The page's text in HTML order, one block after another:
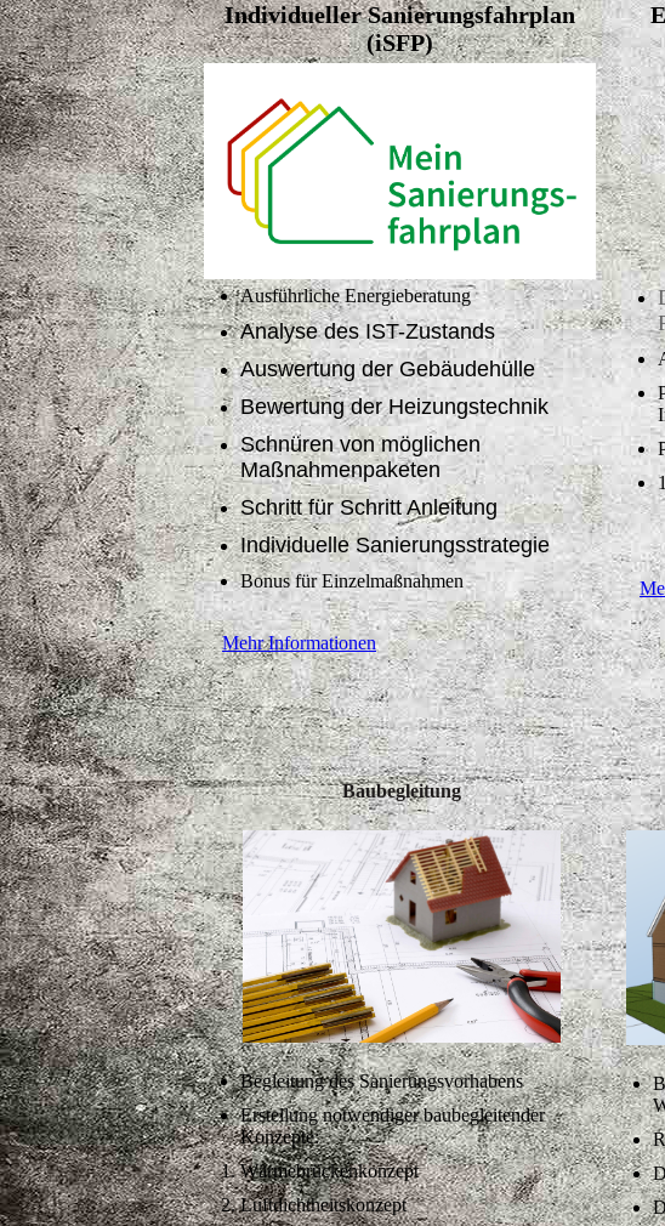
Individueller Sanierungsfahrplan
(iSFP)
Ausführliche Energieberatung
Analyse des IST-Zustands
Auswertung der Gebäudehülle
Bewertung der Heizungstechnik
Schnüren von möglichen
Maßnahmenpaketen
Schritt für Schritt Anleitung
Individuelle Sanierungsstrategie
Bonus für Einzelmaßnahmen
Mehr Informationen
Baubegleitung
Begleitung des Sanierungsvorhabens
Erstellung notwendiger baubegleitender
Konzepte:
Wärmebrückenkonzept
Luftdichtheitskonzept